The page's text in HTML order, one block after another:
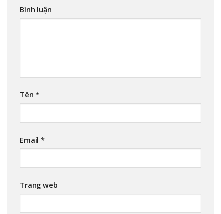
Bình luận
Tên *
Email *
Trang web